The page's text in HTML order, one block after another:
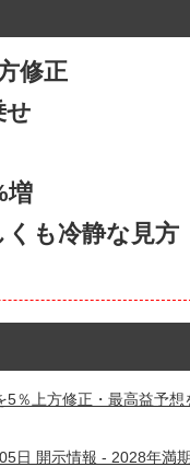
修正
せ
増
くも冷静な見方
％上方修正・最高益予
日 開示情報 - 2028年満